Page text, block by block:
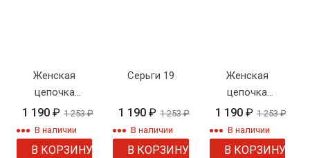
Женская
цепочка
плетения
"Улитка"
двойная
1 190 ₽ 1 253₽
В наличии
В КОРЗИНУ
Серьги 19
1 190₽ 1 253₽
В наличии
В КОРЗИНУ
Женская
цепочка
"Габриэль"
1 190 ₽ 1 253₽
В наличии
В КОРЗИНУ